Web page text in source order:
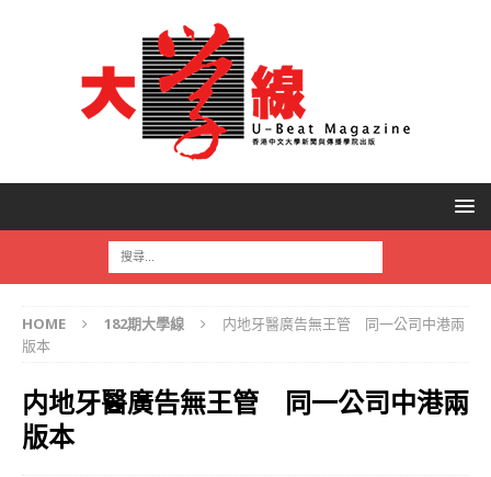
HOME 182期大學線
内地牙醫廣告無王管 同一公司中港兩
版本
内地牙醫廣告無王管 同一公司中港兩
版本